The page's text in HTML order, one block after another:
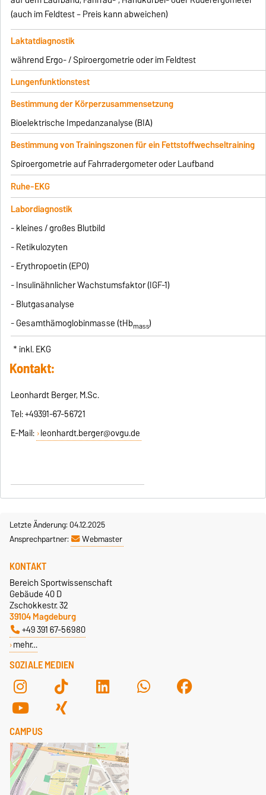
(auch im Feldtest – Preis kann abweichen)
Laktatdiagnostik
während Ergo- / Spiroergometrie oder im Feldtest
Lungenfunktionstest
Bestimmung der Körperzusammensetzung
Bioelektrische Impedanzanalyse (BIA)
Bestimmung von Trainingszonen für ein Fettstoffwechseltraining
Spiroergometrie auf Fahrradergometer oder Laufband
Ruhe-EKG
Labordiagnostik
- kleines / großes Blutbild
- Retikulozyten
- Erythropoetin (EPO)
- Insulinähnlicher Wachstumsfaktor (IGF-1)
- Blutgasanalyse
- Gesamthämoglobinmasse (tHbmass)
* inkl. EKG
Kontakt:
Leonhardt Berger, M.Sc.
Tel: +49391-67-56721
E-Mail: leonhardt.berger@ovgu.de
Letzte Änderung: 04.12.2025
Ansprechpartner:
Webmaster
SOZIALE MEDIEN
KONTAKT
Bereich Sportwissenschaft
Gebäude 40 D
Zschokkestr. 32
39104 Magdeburg
+49 391 67-56980
mehr…
CAMPUS